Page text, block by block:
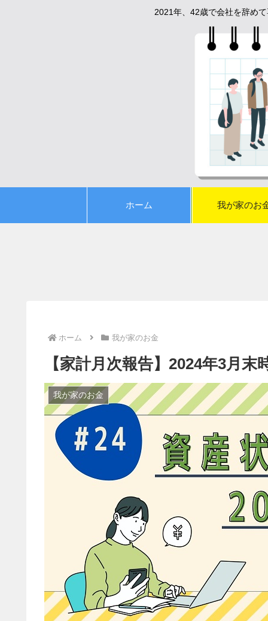
2021年、42歳で会社を辞め
ホーム 我が家のお
ホーム 我が家のお金
【家計月次報告】2024年3月末
我が家のお金